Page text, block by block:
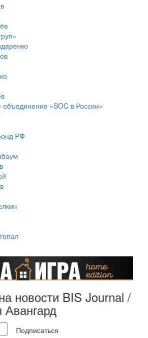
«SOC в России»
РФ
новости BIS Journal /
Подписаться